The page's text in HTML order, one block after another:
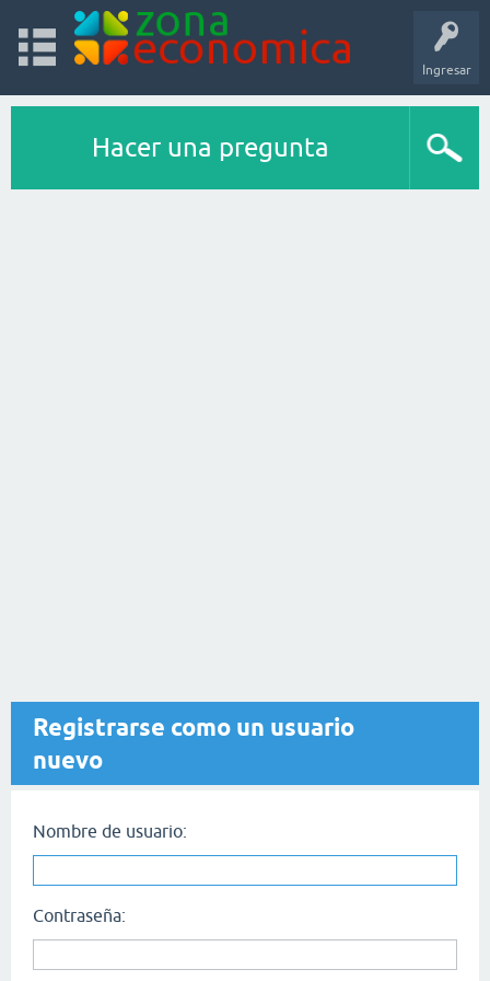
Ingresar
Hacer una pregunta
Registrarse como un usuario
nuevo
Nombre de usuario:
Contraseña: